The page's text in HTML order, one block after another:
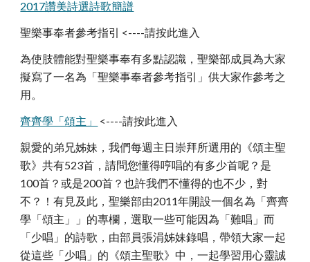
2017讚美詩選詩歌簡譜
聖樂事奉者參考指引 <----請按此進入
為使肢體能對聖樂事奉有多點認識，聖樂部成員為大家
擬寫了一名為「聖樂事奉者參考指引」供大家作參考之
用。
齊齊學「頌主」
<----請按此進入
親愛的弟兄姊妹，我們每週主日崇拜所選用的《頌主聖
歌》共有523首，請問您懂得哼唱的有多少首呢？是
100首？或是200首？也許我們不懂得的也不少，對
不？！有見及此，聖樂部由2011年開設一個名為「齊齊
學「頌主」」的專欄，選取一些可能因為「難唱」而
「少唱」的詩歌，由部員張涓姊妹錄唱，帶領大家一起
從這些「少唱」的《頌主聖歌》中，一起學習用心靈誠